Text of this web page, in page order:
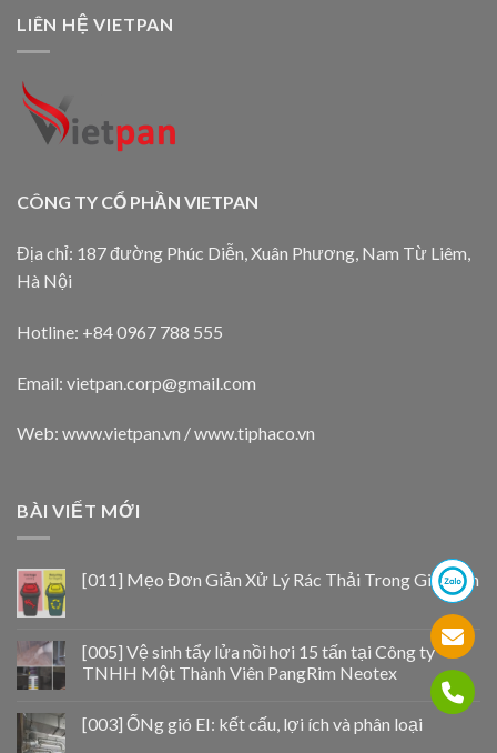
LIÊN HỆ VIETPAN
CÔNG TY CỔ PHẦN VIETPAN
Địa chỉ: 187 đường Phúc Diễn, Xuân Phương, Nam Từ Liêm,
Hà Nội
Hotline: +84 0967 788 555
Email: vietpan.corp@gmail.com
Web: www.vietpan.vn / www.tiphaco.vn
BÀI VIẾT MỚI
[011] Mẹo Đơn Giản Xử Lý Rác Thải Trong Gia Đình
[005] Vệ sinh tẩy lửa nồi hơi 15 tấn tại Công ty
TNHH Một Thành Viên PangRim Neotex
[003] ỐNg gió EI: kết cấu, lợi ích và phân loại